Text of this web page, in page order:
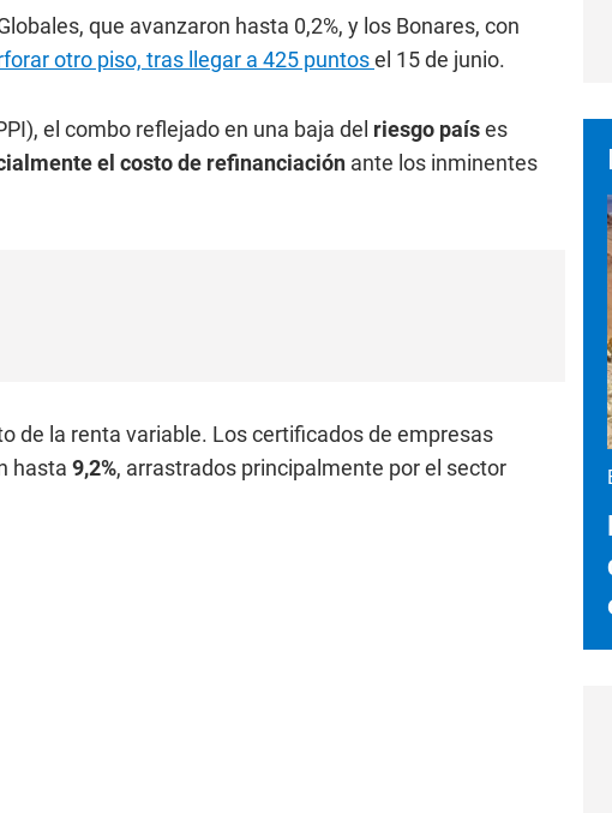
que avanzaron hasta 0,2%, y los Bonares, con
otro piso, tras llegar a 425 puntosel 15 de junio.
el combo reflejado en una baja del riesgo países
el costo de refinanciación ante los inminentes
de la renta variable. Los certificados de empresas
hasta 9,2%, arrastrados principalmente por el sector